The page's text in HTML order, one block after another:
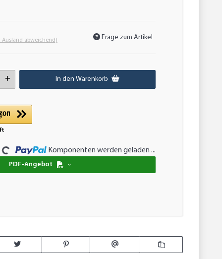
Ausland abweichend) Frage zum Artikel
In den Warenkorb
Komponenten werden geladen ...
PDF-Angebot